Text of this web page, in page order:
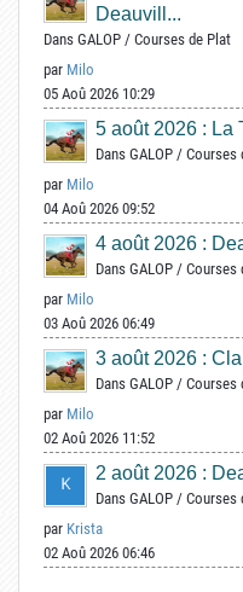
Deauvill...
Dans GALOP / Courses de Plat
par Milo
05 Aoû 2026 10:29
5 août 2026 : La
Dans GALOP / Courses
par Milo
04 Aoû 2026 09:52
4 août 2026 :
Dans GALOP / Courses
par Milo
03 Aoû 2026 06:49
3 août 2026 :
Dans GALOP / Courses
par Milo
02 Aoû 2026 11:52
2 août 2026 :
Dans GALOP / Courses
par Krista
02 Aoû 2026 06:46